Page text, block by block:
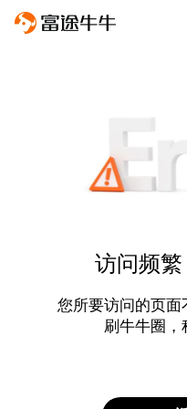
访问频
您所要访问的页面
刷牛牛圈，